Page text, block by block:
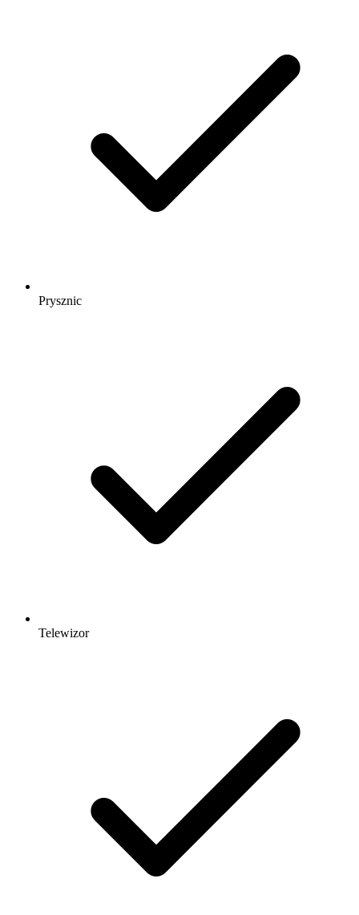
Prysznic
Telewizor